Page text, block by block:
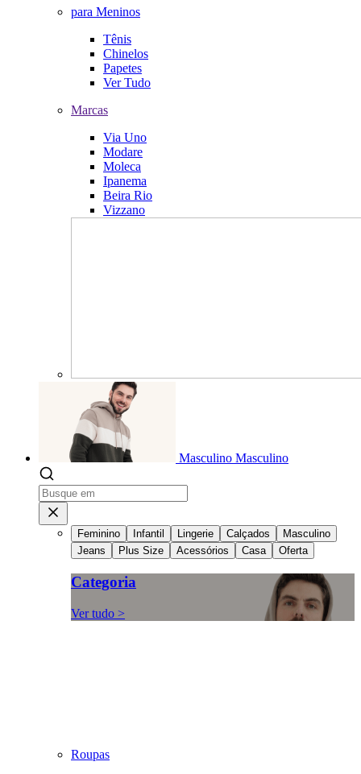
para Meninos
Tênis
Chinelos
Papetes
Ver Tudo
Marcas
Via Uno
Modare
Moleca
Ipanema
Beira Rio
Vizzano
Masculino Masculino
Feminino Infantil Lingerie Calçados
Masculino
Jeans
Plus Size Acessórios Casa Oferta
Categoria
Ver tudo >
Roupas